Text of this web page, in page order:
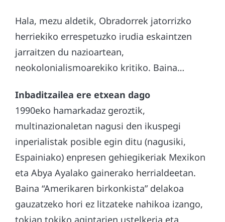
Hala, mezu aldetik, Obradorrek jatorrizko
herriekiko errespetuzko irudia eskaintzen
jarraitzen du nazioartean,
neokolonialismoarekiko kritiko. Baina…
Inbaditzailea ere etxean dago
1990eko hamarkadaz geroztik,
multinazionaletan nagusi den ikuspegi
inperialistak posible egin ditu (nagusiki,
Espainiako) enpresen gehiegikeriak Mexikon
eta Abya Ayalako gainerako herrialdeetan.
Baina “Amerikaren birkonkista” delakoa
gauzatzeko hori ez litzateke nahikoa izango,
tokian tokiko agintarien ustelkeria eta